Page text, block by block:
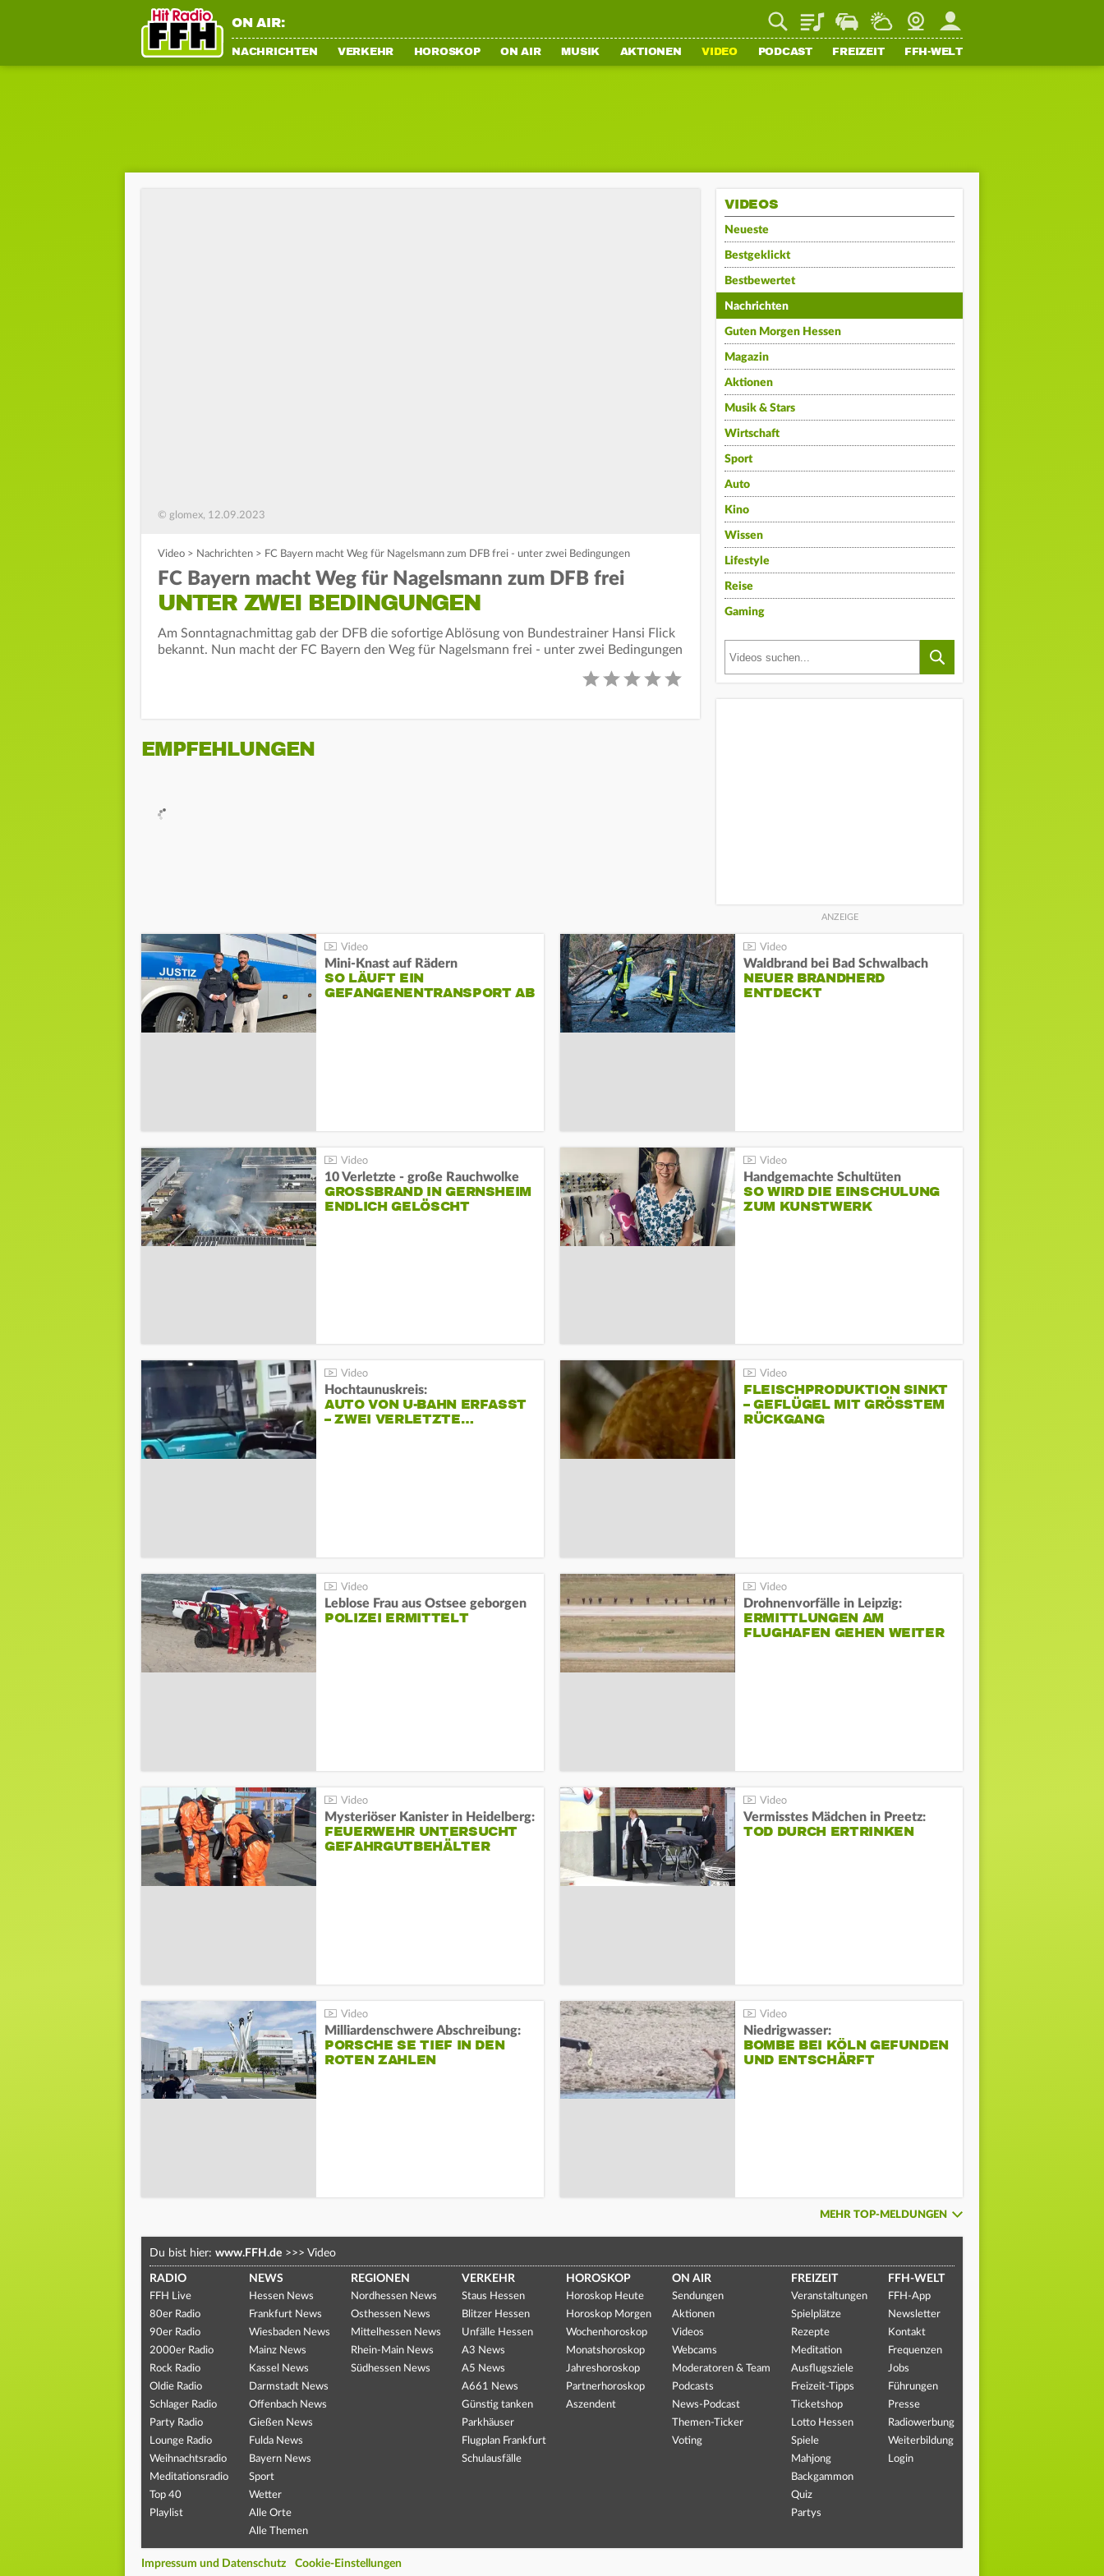
ON AIR: PlaylistStaupilotWetterWebcamMein FFH
NACHRICHTEN VERKEHR HOROSKOP ON AIR MUSIK AKTIONEN VIDEO PODCAST FREIZEIT FFH-WELT
© glomex, 12.09.2023
Video > Nachrichten > FC Bayern macht Weg für Nagelsmann zum DFB frei - unter zwei Bedingungen
FC Bayern macht Weg für Nagelsmann zum DFB frei
UNTER ZWEI BEDINGUNGEN
Am Sonntagnachmittag gab der DFB die sofortige Ablösung von Bundestrainer Hansi Flick
bekannt. Nun macht der FC Bayern den Weg für Nagelsmann frei - unter zwei Bedingungen
EMPFEHLUNGEN
VIDEOS
Neueste
Bestgeklickt
Bestbewertet
Nachrichten
Guten Morgen Hessen
Magazin
Aktionen
Musik & Stars
Wirtschaft
Sport
Auto
Kino
Wissen
Lifestyle
Reise
Gaming
Mini-Knast auf Rädern
SO LÄUFT EIN
GEFANGENENTRANSPORT AB
Waldbrand bei Bad Schwalbach
NEUER BRANDHERD
ENTDECKT
10 Verletzte - große Rauchwolke
GROSSBRAND IN GERNSHEIM E
NDLICH GELÖSCHT
Handgemachte Schultüten
SO WIRD DIE EINSCHULUNG
ZUM KUNSTWERK
Hochtaunuskreis:
AUTO VON U-BAHN ERFASST
– ZWEI VERLETZTE…
FLEISCHPRODUKTION SINKT
– GEFLÜGEL MIT GRÖSSTEM R
ÜCKGANG
Leblose Frau aus Ostsee geborgen
POLIZEI ERMITTELT
Drohnenvorfälle in Leipzig:
ERMITTLUNGEN AM
FLUGHAFEN GEHEN WEITER
Mysteriöser Kanister in Heidelberg:
FEUERWEHR UNTERSUCHT
GEFAHRGUTBEHÄLTER
Vermisstes Mädchen in Preetz:
TOD DURCH ERTRINKEN
Milliardenschwere Abschreibung:
PORSCHE SE TIEF IN DEN
ROTEN ZAHLEN
Niedrigwasser:
BOMBE BEI KÖLN GEFUNDEN
UND ENTSCHÄRFT
MEHR TOP-MELDUNGEN
Du bist hier: www.FFH.de >>> Video
RADIO
FFH Live
80er Radio
90er Radio
2000er Radio
Rock Radio
Oldie Radio
Schlager Radio
Party Radio
Lounge Radio
Weihnachtsradio
Meditationsradio
Top 40
Playlist
NEWS
Hessen News
Frankfurt News
Wiesbaden News
Mainz News
Kassel News
Darmstadt News
Offenbach News
Gießen News
Fulda News
Bayern News
Sport
Wetter
Alle Orte
Alle Themen
REGIONEN
Nordhessen News
Osthessen News
Mittelhessen News
Rhein-Main News
Südhessen News
VERKEHR
Staus Hessen
Blitzer Hessen
Unfälle Hessen
A3 News
A5 News
A661 News
Günstig tanken
Parkhäuser
Flugplan Frankfurt
Schulausfälle
HOROSKOP
Horoskop Heute
Horoskop Morgen
Wochenhoroskop
Monatshoroskop
Jahreshoroskop
Partnerhoroskop
Aszendent
ON AIR
Sendungen
Aktionen
Videos
Webcams
Moderatoren & Team
Podcasts
News-Podcast
Themen-Ticker
Voting
FREIZEIT
Veranstaltungen
Spielplätze
Rezepte
Meditation
Ausflugsziele
Freizeit-Tipps
Ticketshop
Lotto Hessen
Spiele
Mahjong
Backgammon
Quiz
Partys
FFH-WELT
FFH-App
Newsletter
Kontakt
Frequenzen
Jobs
Führungen
Presse
Radiowerbung
Weiterbildung
Login
Impressum und Datenschutz Cookie-Einstellungen